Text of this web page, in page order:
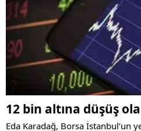
12 bin altına düşüş
Eda Karadağ, Borsa İstanbul’un